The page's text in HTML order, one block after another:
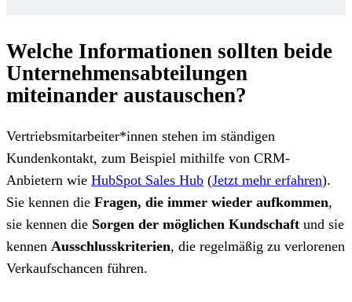
Welche Informationen sollten beide
Unternehmensabteilungen
miteinander austauschen?
Vertriebsmitarbeiter*innen stehen im ständigen
Kundenkontakt, zum Beispiel mithilfe von CRM-
Anbietern wie HubSpot Sales Hub (Jetzt mehr erfahren).
Sie kennen die Fragen, die immer wieder aufkommen,
sie kennen die Sorgen der möglichen Kundschaft und sie
kennen Ausschlusskriterien, die regelmäßig zu verlorenen
Verkaufschancen führen.